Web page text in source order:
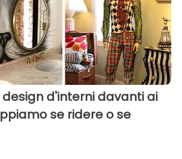
design d'interni davanti ai
se ridere o se